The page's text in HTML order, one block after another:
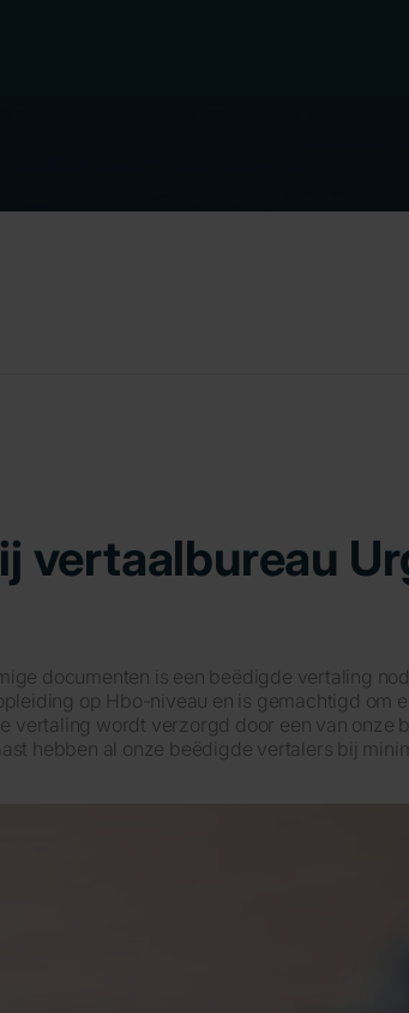
vertaalbureau
documenten is een beëdigde vertaling
op Hbo-niveau en is gemachtigd om
vertaling wordt verzorgd door een van onze
hebben al onze beëdigde vertalers bij